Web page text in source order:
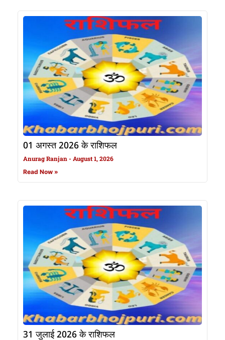
01 अगस्त 2026 के राशिफल
Anurag Ranjan August 1, 2026
Read Now »
31 जुलाई 2026 के राशिफल